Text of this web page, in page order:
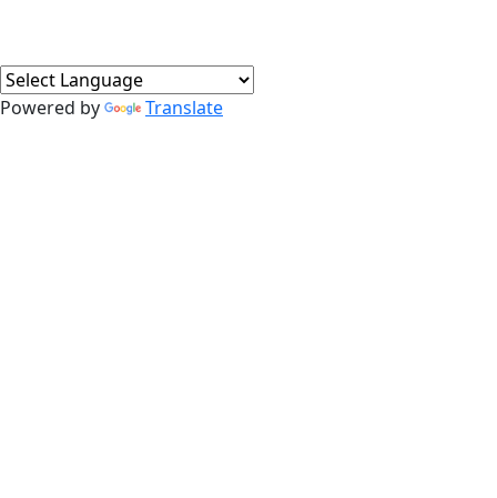
Powered by Translate